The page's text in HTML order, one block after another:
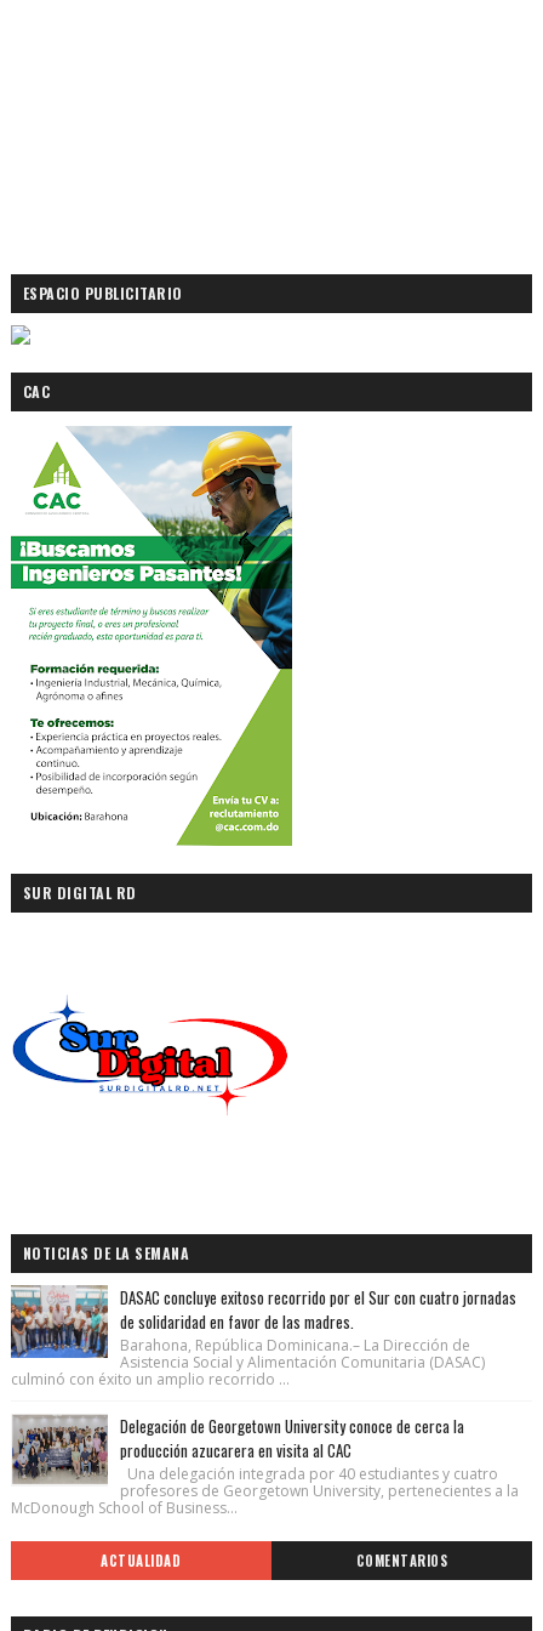
ESPACIO PUBLICITARIO
CAC
SUR DIGITAL RD
NOTICIAS DE LA SEMANA
DASAC concluye exitoso recorrido por el Sur con cuatro jornadas
de solidaridad en favor de las madres.
Barahona, República Dominicana.– La Dirección de
Asistencia Social y Alimentación Comunitaria (DASAC)
culminó con éxito un amplio recorrido ...
Delegación de Georgetown University conoce de cerca la
producción azucarera en visita al CAC
Una delegación integrada por 40 estudiantes y cuatro
profesores de Georgetown University, pertenecientes a la
McDonough School of Business...
ACTUALIDAD COMENTARIOS